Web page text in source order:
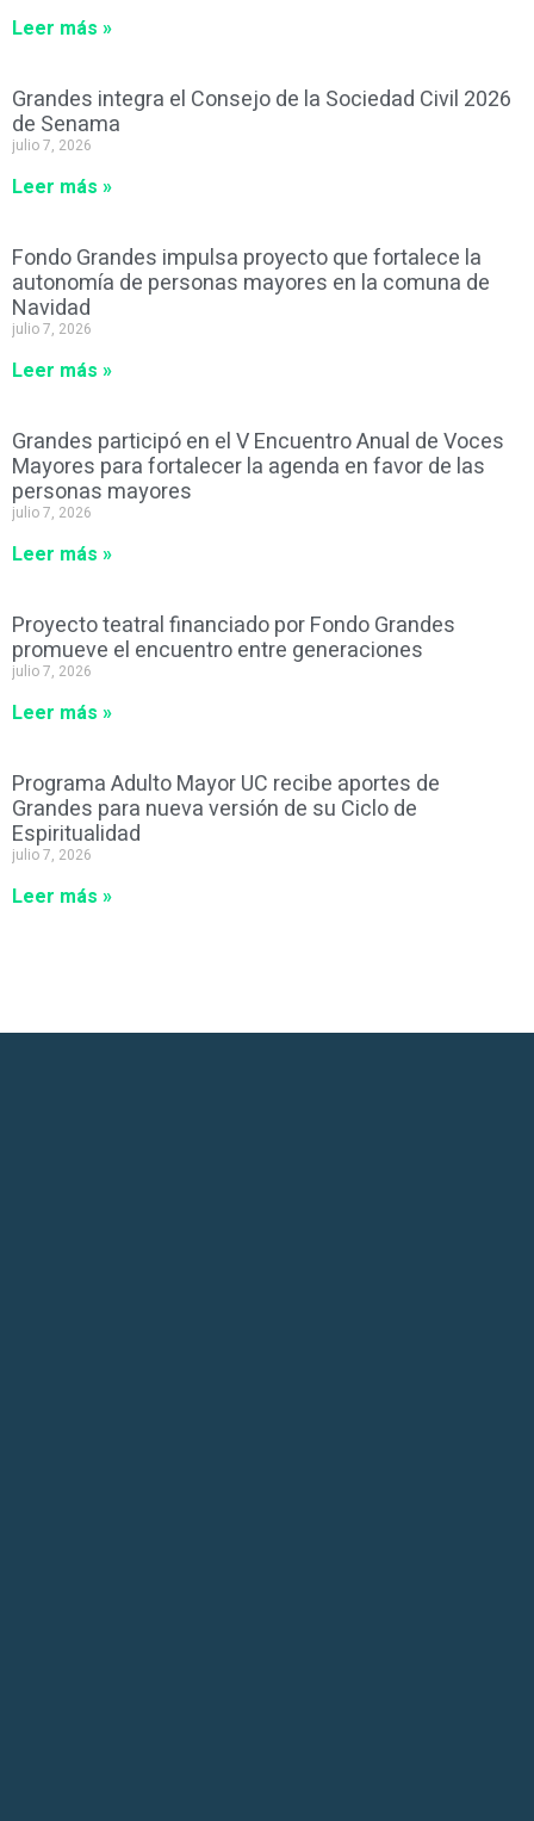
Leer más »
Grandes integra el Consejo de la Sociedad Civil 2026
de Senama
julio 7, 2026
Leer más »
Fondo Grandes impulsa proyecto que fortalece la
autonomía de personas mayores en la comuna de
Navidad
julio 7, 2026
Leer más »
Grandes participó en el V Encuentro Anual de Voces
Mayores para fortalecer la agenda en favor de las
personas mayores
julio 7, 2026
Leer más »
Proyecto teatral financiado por Fondo Grandes
promueve el encuentro entre generaciones
julio 7, 2026
Leer más »
Programa Adulto Mayor UC recibe aportes de
Grandes para nueva versión de su Ciclo de
Espiritualidad
julio 7, 2026
Leer más »